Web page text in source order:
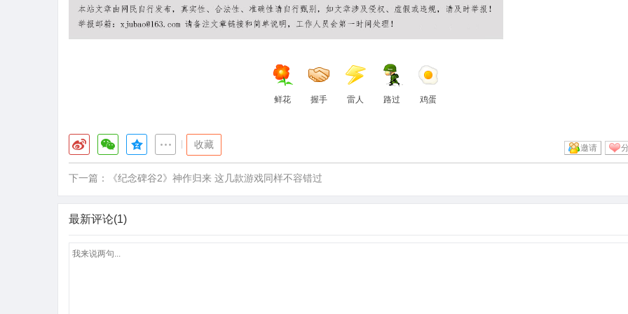
鲜花 握手 雷人 路过 鸡蛋
收藏 邀请
下一篇： 《纪念碑谷2》神作归来 这几款游戏同样不容错过
最新评论(1)